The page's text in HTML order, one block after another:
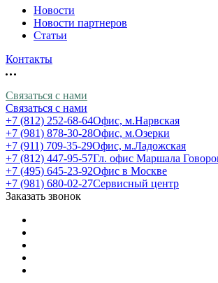
Новости
Новости партнеров
Статьи
Контакты
Связаться с нами
Связаться с нами
+7 (812) 252-68-64Офис, м.Нарвская
+7 (981) 878-30-28Офис, м.Озерки
+7 (911) 709-35-29Офис, м.Ладожская
+7 (812) 447-95-57Гл. офис Маршала
+7 (495) 645-23-92Офис в Москве
+7 (981) 680-02-27Сервисный центр
Заказать звонок